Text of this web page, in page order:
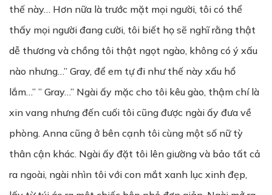
thế này… Hơn nữa là trước mặt mọi người, tôi có thể
thấy mọi người đang cười, tôi biết họ sẽ nghĩ rằng thật
dễ thương và chồng tôi thật ngọt ngào, không có ý xấu
nào nhưng…” Gray, để em tự đi như thế này xấu hổ
lắm…” ” Gray…” Ngài ấy mặc cho tôi kêu gào, thậm chí là
xin vang nhưng đến cuối tôi cũng được ngài ấy đưa về
phòng. Anna cũng ở bên cạnh tôi cùng một số nữ tỳ
thân cận khác. Ngài ấy đặt tôi lên giường và bảo tất cả
ra ngoài, ngài nhìn tôi với con mắt xanh lục xinh đẹp,